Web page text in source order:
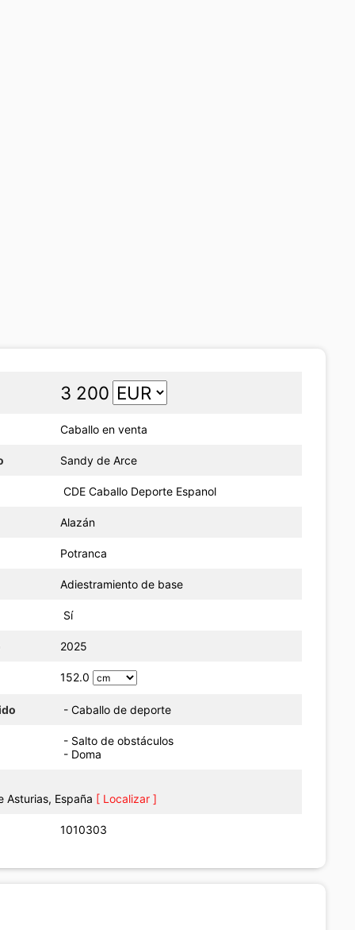
3 200
Caballo en venta
Sandy de Arce
CDE Caballo Deporte Espanol
Alazán
Potranca
Adiestramiento de base
Sí
2025
152.0
- Caballo de deporte
- Salto de obstáculos
- Doma
Asturias, España [ Localizar ]
1010303